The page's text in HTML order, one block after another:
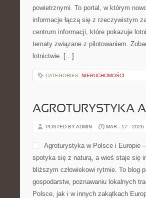
powietrznymi. To portal, w którym
informacje łączą się z rzeczywistym
centrum informacji, które pokazuje
tematy związane z pilotowaniem.
lotnictwie. […]
CATEGORIES: NIERUCHOMOŚCI
AGROTURYSTYKA
POSTED BY ADMIN MAR - 17 - 2026
Agroturystyka w Polsce i Europie
spotyka się z naturą, a wieś staje się
bliższym człowiekowi rytmie. To blog
gospodarstw, poznawaniu lokalnych
Polsce, jak i w innych zakątkach